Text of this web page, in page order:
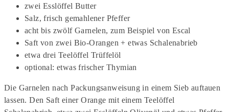
zwei Esslöffel Butter
Salz, frisch gemahlener Pfeffer
acht bis zwölf Garnelen, zum Beispiel von Escal
Saft von zwei Bio-Orangen + etwas Schalenabrieb
etwa drei Teelöffel Trüffelöl
optional: etwas frischer Thymian
Die Garnelen nach Packungsanweisung in einem Sieb auftauen
lassen. Den Saft einer Orange mit einem Teelöffel